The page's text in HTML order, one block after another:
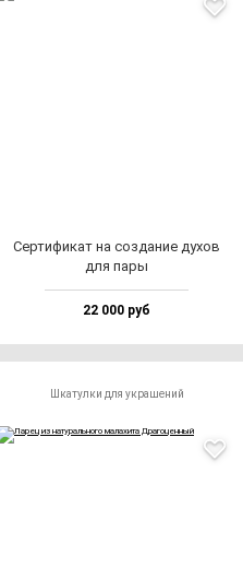
Сер­ти­фи­кат на соз­да­ние ду­хов
для па­ры
22 000 руб
Шкатулки для украшений